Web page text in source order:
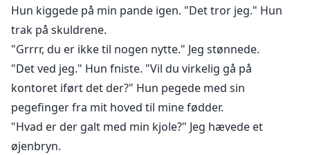
Hun kiggede på min pande igen. "Det tror jeg." Hun
trak på skuldrene.
"Grrrr, du er ikke til nogen nytte." Jeg stønnede.
"Det ved jeg." Hun fniste. "Vil du virkelig gå på
kontoret iført det der?" Hun pegede med sin
pegefinger fra mit hoved til mine fødder.
"Hvad er der galt med min kjole?" Jeg hævede et
øjenbryn.